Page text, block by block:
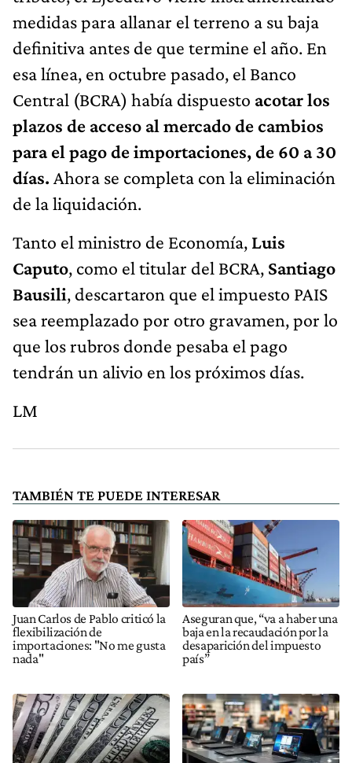
medidas para allanar el terreno a su baja
definitiva antes de que termine el año. En
esa línea, en octubre pasado, el Banco
Central (BCRA) había dispuesto acotar los
plazos de acceso al mercado de cambios
para el pago de importaciones, de 60 a 30
días. Ahora se completa con la eliminación
de la liquidación.
Tanto el ministro de Economía, Luis
Caputo, como el titular del BCRA, Santiago
Bausili, descartaron que el impuesto PAIS
sea reemplazado por otro gravamen, por lo
que los rubros donde pesaba el pago
tendrán un alivio en los próximos días.
LM
TAMBIÉN TE PUEDE INTERESAR
Juan Carlos de Pablo criticó la
flexibilización de
importaciones: "No me gusta
nada"
Aseguran que, “va a haber una
baja en la recaudación por la
desaparición del impuesto
país”